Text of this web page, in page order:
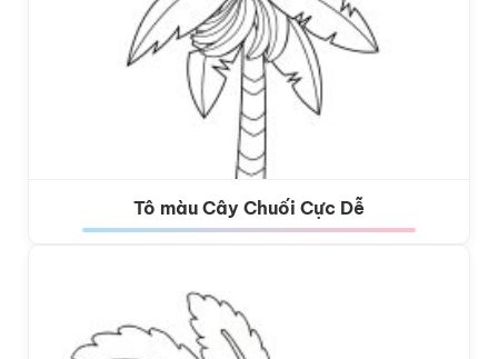
Tô màu Cây Chuối Cực Dễ